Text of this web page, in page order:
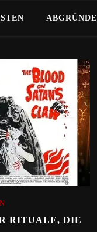
ABGRÜNDE
RITUALE, DIE